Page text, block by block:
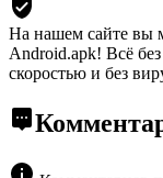
На нашем сайте вы
Android.apk! Всё
скоростью и без